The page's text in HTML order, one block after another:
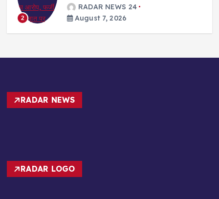
2
RADAR NEWS 24
August 7, 2026
RADAR NEWS
RADAR LOGO